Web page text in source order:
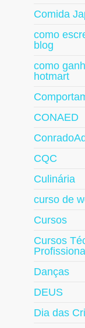
Comida
como
blog
como
hotmart
CONAED
CQC
Culinária
curso de
Cursos
Cursos
Danças
DEUS
Dia das